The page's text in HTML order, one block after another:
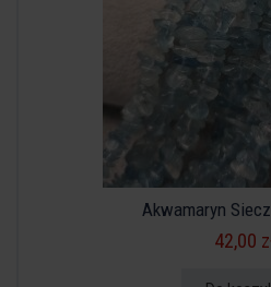
Akwamaryn
42,00